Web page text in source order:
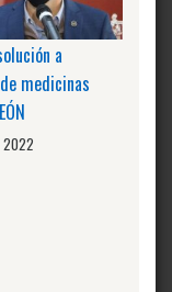
a
medicinas